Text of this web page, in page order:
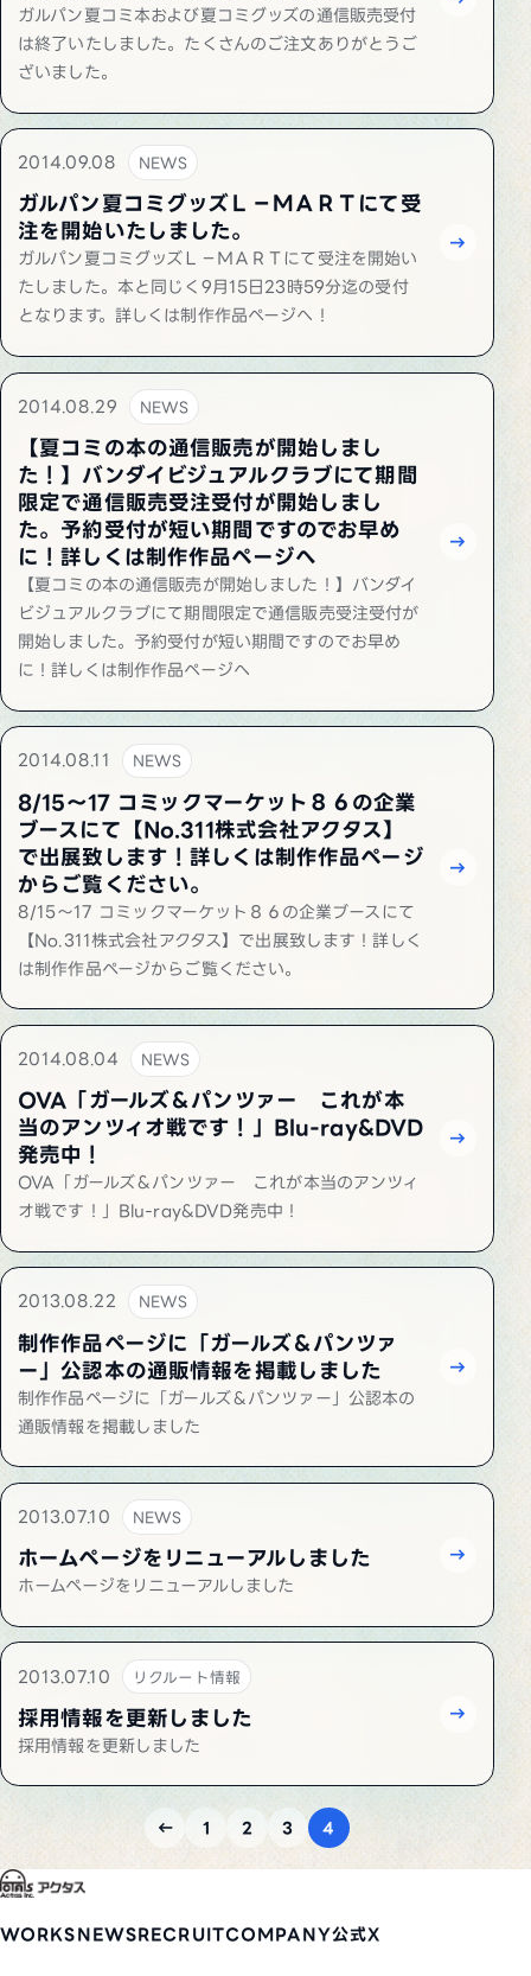
ガルパン夏コミ本および夏コミグッズの通信販売受付
は終了いたしました。たくさんのご注文ありがとうご
ざいました。
2014.09.08 NEWS
ガルパン夏コミグッズＬ－ＭＡＲＴにて受
注を開始いたしました。
ガルパン夏コミグッズＬ－ＭＡＲＴにて受注を開始い
たしました。本と同じく9月15日23時59分迄の受付
となります。詳しくは制作作品ページへ！
2014.08.29 NEWS
【夏コミの本の通信販売が開始しまし
た！】バンダイビジュアルクラブにて期間
限定で通信販売受注受付が開始しまし
た。予約受付が短い期間ですのでお早め
に！詳しくは制作作品ページへ
【夏コミの本の通信販売が開始しました！】バンダイ
ビジュアルクラブにて期間限定で通信販売受注受付が
開始しました。予約受付が短い期間ですのでお早め
に！詳しくは制作作品ページへ
2014.08.11 NEWS
8/15～17 コミックマーケット８６の企業
ブースにて【No.311株式会社アクタス】
で出展致します！詳しくは制作作品ページ
からご覧ください。
8/15～17 コミックマーケット８６の企業ブースにて
【No.311株式会社アクタス】で出展致します！詳しく
は制作作品ページからご覧ください。
2014.08.04 NEWS
OVA「ガールズ＆パンツァー これが本
当のアンツィオ戦です！」Blu-ray&DVD
発売中！
OVA「ガールズ＆パンツァー これが本当のアンツィ
オ戦です！」Blu-ray&DVD発売中！
2013.08.22 NEWS
制作作品ページに「ガールズ＆パンツァ
ー」公認本の通販情報を掲載しました
制作作品ページに「ガールズ＆パンツァー」公認本の
通販情報を掲載しました
2013.07.10 NEWS
ホームページをリニューアルしました
ホームページをリニューアルしました
2013.07.10 リクルート情報
採用情報を更新しました
採用情報を更新しました
← 1 2 3 4
WORKS NEWSRECRUITCOMPANY公式X